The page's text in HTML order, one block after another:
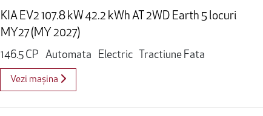
KIA EV2 107.8 kW 42.2 kWh AT 2WD Earth 5 locuri
MY27 (MY 2027)
146.5 CP
Automata Electric Tractiune Fata
Vezi mașina